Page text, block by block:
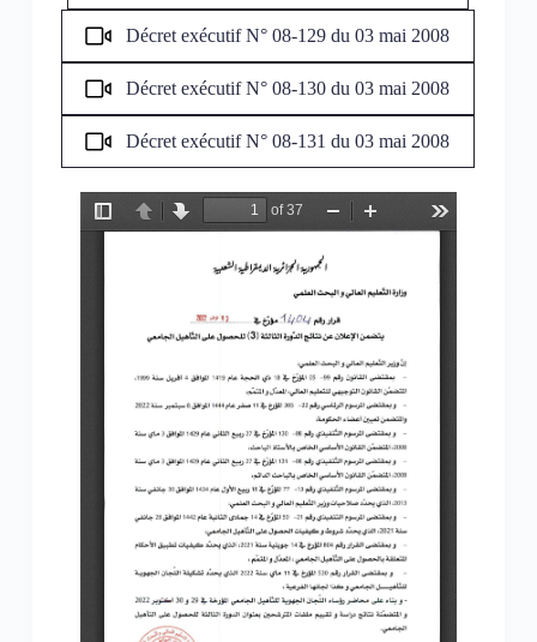
Décret exécutif N° 08-129 du 03 mai 2008
Décret exécutif N° 08-130 du 03 mai 2008
Décret exécutif N° 08-131 du 03 mai 2008